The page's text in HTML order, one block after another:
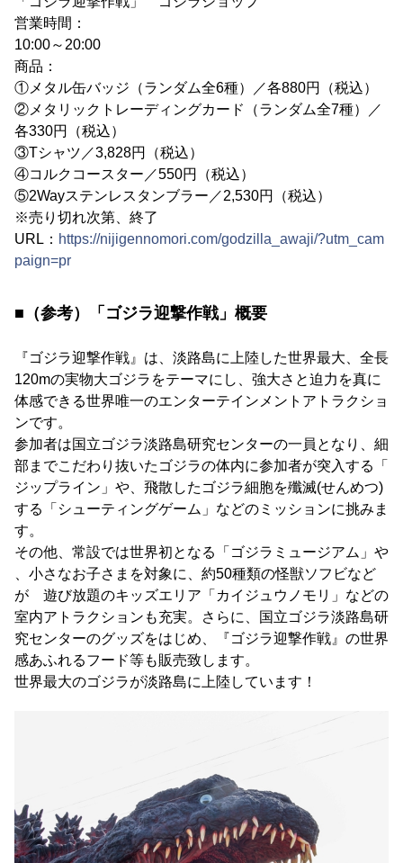
営業時間：
10:00～20:00
商品：
①メタル缶バッジ（ランダム全6種）／各880円（税込）
②メタリックトレーディングカード（ランダム全7種）／
各330円（税込）
③Tシャツ／3,828円（税込）
④コルクコースター／550円（税込）
⑤2Wayステンレスタンブラー／2,530円（税込）
※売り切れ次第、終了
URL： https://nijigennomori.com/godzilla_awaji/?utm_cam
paign=pr
■（参考）「ゴジラ迎撃作戦」概要
『ゴジラ迎撃作戦』は、淡路島に上陸した世界最大、全長
120mの実物大ゴジラをテーマにし、強大さと迫力を真に
体感できる世界唯一のエンターテインメントアトラクショ
ンです。
参加者は国立ゴジラ淡路島研究センターの一員となり、細
部までこだわり抜いたゴジラの体内に参加者が突入する「
ジップライン」や、飛散したゴジラ細胞を殲滅(せんめつ)
する「シューティングゲーム」などのミッションに挑みま
す。
その他、常設では世界初となる「ゴジラミュージアム」や
、小さなお子さまを対象に、約50種類の怪獣ソフビなど
が 遊び放題のキッズエリア「カイジュウノモリ」などの
室内アトラクションも充実。さらに、国立ゴジラ淡路島研
究センターのグッズをはじめ、『ゴジラ迎撃作戦』の世界
感あふれるフード等も販売致します。
世界最大のゴジラが淡路島に上陸しています！